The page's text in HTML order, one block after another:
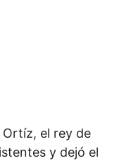
Ortíz, el rey de
y dejó el